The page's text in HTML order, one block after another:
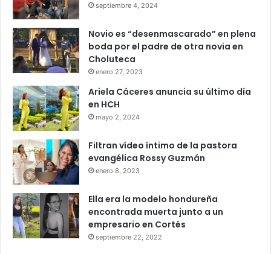
septiembre 4, 2024
Novio es “desenmascarado” en plena
boda por el padre de otra novia en
Choluteca
enero 27, 2023
Ariela Cáceres anuncia su último día
en HCH
mayo 2, 2024
Filtran vídeo íntimo de la pastora
evangélica Rossy Guzmán
enero 8, 2023
Ella era la modelo hondureña
encontrada muerta junto a un
empresario en Cortés
septiembre 22, 2022